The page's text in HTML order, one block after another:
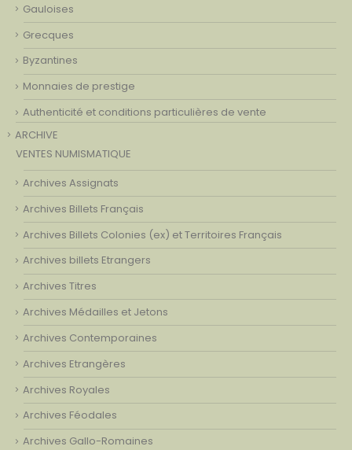
Gauloises
Grecques
Byzantines
Monnaies de prestige
Authenticité et conditions particulières de vente
ARCHIVE
VENTES NUMISMATIQUE
Archives Assignats
Archives Billets Français
Archives Billets Colonies (ex) et Territoires Français
Archives billets Etrangers
Archives Titres
Archives Médailles et Jetons
Archives Contemporaines
Archives Etrangères
Archives Royales
Archives Féodales
Archives Gallo-Romaines